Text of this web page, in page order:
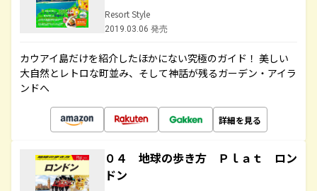
Resort Style
2019.03.06 発売
カウアイ島だけを紹介したほかにない究極のガイド！ 美しい
大自然とレトロな町並み、そして神話が残るガーデン・アイラ
ンドへ
詳細を見る
０４ 地球の歩き方 Ｐｌａｔ ロン
ドン